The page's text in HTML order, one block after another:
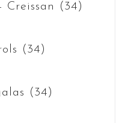
Creissan (34)
(34)
(34)